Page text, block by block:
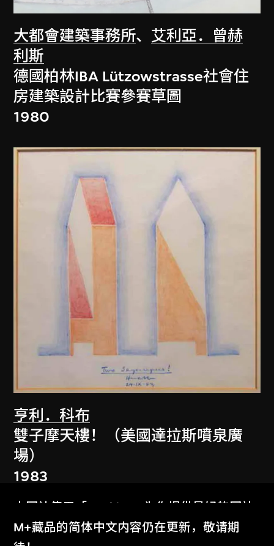
大都會建築事務所、 艾利亞．曾赫
利斯
德國柏林IBA Lützowstrasse社會住
房建築設計比賽參賽草圖
1980
亨利．科布
雙子摩天樓！（美國達拉斯噴泉廣
場）
1983
本网站使用「Cookies」为你提供最好的网站
体验。
M+藏品的简体中文内容仍在更新，敬请期